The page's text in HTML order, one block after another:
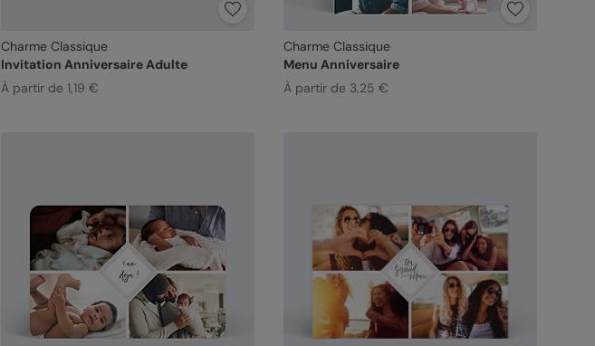
Charme Classique
Invitation Anniversaire Adulte
À partir de 1,19 €
Charme Classique
Menu Anniversaire
À partir de 3,25 €